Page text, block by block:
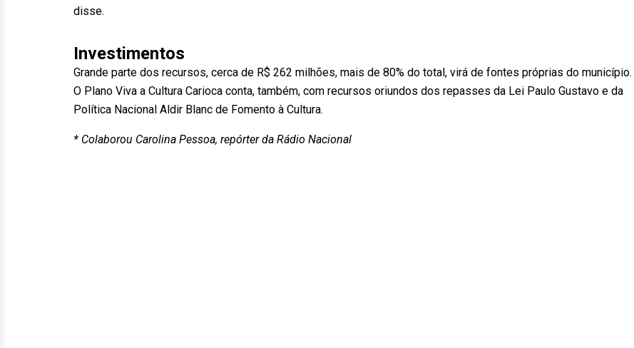
disse.
Investimentos
Grande parte dos recursos, cerca de R$ 262 milhões, mais de 80% do total, virá de fontes próprias do município.
O Plano Viva a Cultura Carioca conta, também, com recursos oriundos dos repasses da Lei Paulo Gustavo e da
Política Nacional Aldir Blanc de Fomento à Cultura.
* Colaborou Carolina Pessoa, repórter da Rádio Nacional